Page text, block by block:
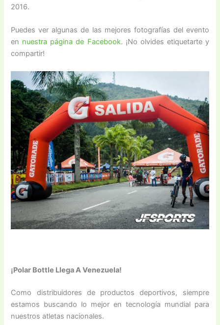
2016.
Puedes ver algunas de las mejores fotografías del evento
en nuestra página de Facebook. ¡No olvides etiquetarte y
compartir!
¡Polar Bottle Llega A Venezuela!
Como distribuidores de productos deportivos, siempre
estamos buscando lo mejor en tecnología mundial para
nuestros atletas nacionales.